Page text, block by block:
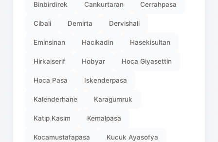
Binbirdirek Cankurtaran Cerrahpasa
Cibali Demirta Dervishali
Eminsinan Hacikadin Hasekisultan
Hirkaiserif Hobyar Hoca Giyasettin
Hoca Pasa Iskenderpasa
Kalenderhane Karagumruk
Katip Kasim Kemalpasa
Kocamustafapasa Kucuk Ayasofya